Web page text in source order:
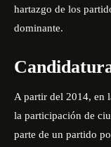
hartazgo de los
dominante.
A partir del 2014, en
la participación de
parte de un partido